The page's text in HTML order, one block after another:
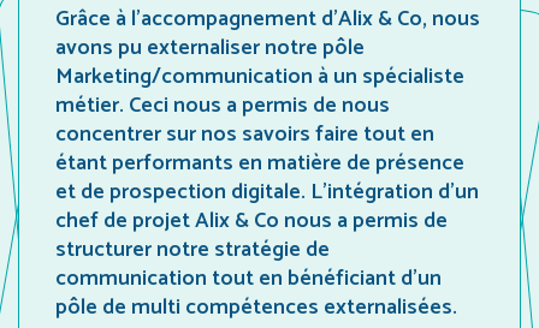
Grâce à l’accompagnement d’Alix & Co, nous
avons pu externaliser notre pôle
Marketing/communication à un spécialiste
métier. Ceci nous a permis de nous
concentrer sur nos savoirs faire tout en
étant performants en matière de présence
et de prospection digitale. L’intégration d’un
chef de projet Alix & Co nous a permis de
structurer notre stratégie de
communication tout en bénéficiant d’un
pôle de multi compétences externalisées.